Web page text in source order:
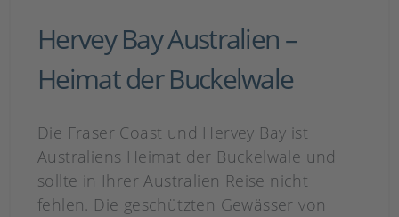
Hervey Bay Australien –
Heimat der Buckelwale
Die Fraser Coast und Hervey Bay ist
Australiens Heimat der Buckelwale und
sollte in Ihrer Australien Reise nicht
fehlen. Die geschützten Gewässer von